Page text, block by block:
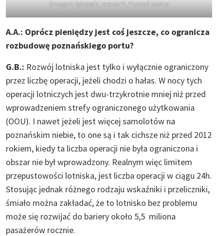
Grzegorz Bykowski, prezes PL Poznań Ławica
A.A.: Oprócz pieniędzy jest coś jeszcze, co ogranicza
rozbudowę poznańskiego portu?
G.B.: Rozwój lotniska jest tylko i wyłącznie ograniczony
przez liczbę operacji, jeżeli chodzi o hałas. W nocy tych
operacji lotniczych jest dwu-trzykrotnie mniej niż przed
wprowadzeniem strefy ograniczonego użytkowania
(OOU). I nawet jeżeli jest więcej samolotów na
poznańskim niebie, to one są i tak cichsze niż przed 2012
rokiem, kiedy ta liczba operacji nie była ograniczona i
obszar nie był wprowadzony. Realnym więc limitem
przepustowości lotniska, jest liczba operacji w ciągu 24h.
Stosując jednak różnego rodzaju wskaźniki i przeliczniki,
śmiało można zakładać, że to lotnisko bez problemu
może się rozwijać do bariery około 5,5 miliona
pasażerów rocznie.